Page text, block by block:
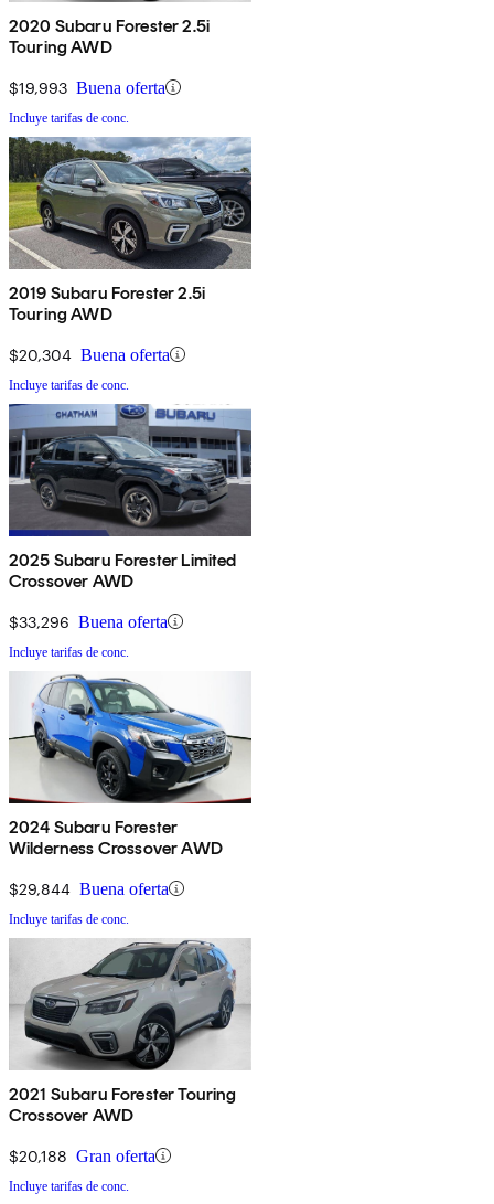
2020 Subaru Forester 2.5i
Touring AWD
$19,993 Buena oferta
Incluye tarifas de conc.
2019 Subaru Forester 2.5i
Touring AWD
$20,304 Buena oferta
Incluye tarifas de conc.
2025 Subaru Forester Limited
Crossover AWD
$33,296 Buena oferta
Incluye tarifas de conc.
2024 Subaru Forester
Wilderness Crossover AWD
$29,844 Buena oferta
Incluye tarifas de conc.
2021 Subaru Forester Touring
Crossover AWD
$20,188 Gran oferta
Incluye tarifas de conc.